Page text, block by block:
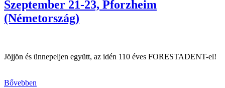
Szeptember 21-23, Pforzheim
(Németország)
Jöjjön és ünnepeljen együtt, az idén 110 éves FORESTADENT-el!
Bővebben